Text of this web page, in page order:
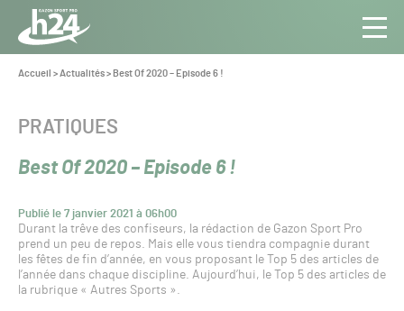
Panneau de gestion des cookies
Aller au contenu
Toute
l’info
Pro
Vous
Accueil >Actualités> Best Of 2020 – Episode 6 !
Best Of 2020 – Episode 6 !
Publié le 7 janvier 2021 à 06h00
CATÉGORIE :
PRATIQUES
Durant la trêve des confiseurs, la rédaction de Gazon Sport Pro
prend un peu de repos. Mais elle vous tiendra compagnie durant
les fêtes de fin d’année, en vous proposant le Top 5 des articles de
l’année dans chaque discipline. Aujourd’hui, le Top 5 des articles de
la rubrique « Autres Sports ».